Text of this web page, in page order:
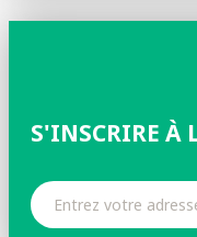
S'INSCRIRE À